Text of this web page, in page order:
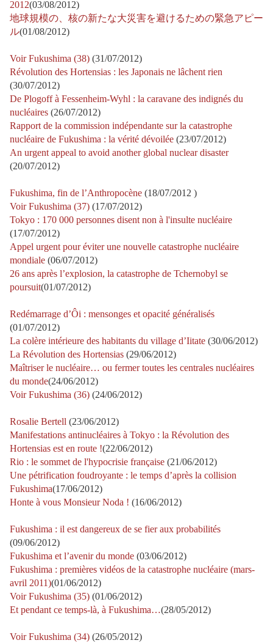
2012(03/08/2012)
地球規模の、核の新たな大災害を避けるための緊急アピー
ル(01/08/2012)
Voir Fukushima (38) (31/07/2012)
Révolution des Hortensias : les Japonais ne lâchent rien
(30/07/2012)
De Plogoff à Fessenheim-Wyhl : la caravane des indignés du
nucléaires (26/07/2012)
Rapport de la commission indépendante sur la catastrophe
nucléaire de Fukushima : la vérité dévoilée (23/07/2012)
An urgent appeal to avoid another global nuclear disaster
(20/07/2012)
Fukushima, fin de l’Anthropocène (18/07/2012 )
Voir Fukushima (37) (17/07/2012)
Tokyo : 170 000 personnes disent non à l'insulte nucléaire
(17/07/2012)
Appel urgent pour éviter une nouvelle catastrophe nucléaire
mondiale (06/07/2012)
26 ans après l’explosion, la catastrophe de Tchernobyl se
poursuit(01/07/2012)
Redémarrage d’Ôi : mensonges et opacité généralisés
(01/07/2012)
La colère intérieure des habitants du village d’Iitate (30/06/2012)
La Révolution des Hortensias (29/06/2012)
Maîtriser le nucléaire… ou fermer toutes les centrales nucléaires
du monde(24/06/2012)
Voir Fukushima (36) (24/06/2012)
Rosalie Bertell (23/06/2012)
Manifestations antinucléaires à Tokyo : la Révolution des
Hortensias est en route !(22/06/2012)
Rio : le sommet de l'hypocrisie française (21/06/2012)
Une pétrification foudroyante : le temps d’après la collision
Fukushima(17/06/2012)
Honte à vous Monsieur Noda ! (16/06/2012)
Fukushima : il est dangereux de se fier aux probabilités
(09/06/2012)
Fukushima et l’avenir du monde (03/06/2012)
Fukushima : premières vidéos de la catastrophe nucléaire (mars-
avril 2011)(01/06/2012)
Voir Fukushima (35) (01/06/2012)
Et pendant ce temps-là, à Fukushima…(28/05/2012)
Voir Fukushima (34) (26/05/2012)